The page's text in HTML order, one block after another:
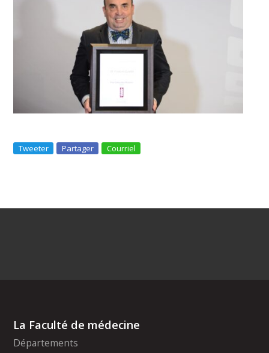
Tweeter Partager Courriel
La Faculté de médecine
Départements